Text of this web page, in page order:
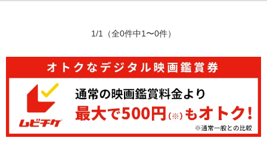
1/1 （全0件中1〜0件）